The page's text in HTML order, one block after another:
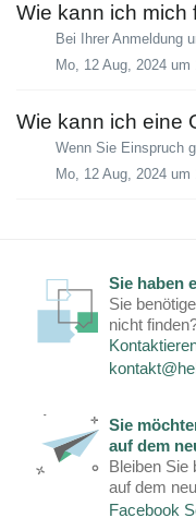
Wie kann ich mich
Mo, 12 Aug, 2024
Wie kann ich eine
Mo, 12 Aug, 2024
Sie haben
Sie
nicht
Sie
auf dem
Bleiben Sie
auf dem
Facebook